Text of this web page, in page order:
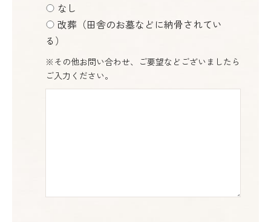
なし
改葬（田舎のお墓などに納骨されてい
る）
※その他お問い合わせ、ご要望などございましたら
ご入力ください。